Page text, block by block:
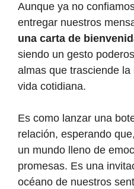
Aunque ya no
entregar nuestros
una carta de
siendo un gesto
almas que trasciende
vida cotidiana.
Es como lanzar una
relación, esperando
un mundo lleno de
promesas. Es una
océano de nuestros